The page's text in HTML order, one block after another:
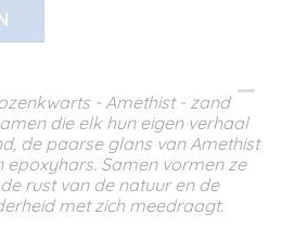
- Amethist - zand
die elk hun eigen verhaal
de paarse glans van Amethist
epoxyhars. Samen vormen ze
rust van de natuur en de
met zich meedraagt.